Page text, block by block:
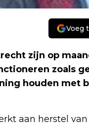
Voeg
zijn op
zoals
houden met
aan herstel